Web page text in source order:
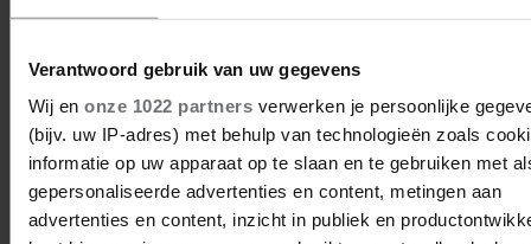
Verantwoord gebruik van uw gegevens
Wij en onze 1022 partnersverwerken je persoonlijke
(bijv. uw IP-adres) met behulp van technologieën zoals
informatie op uw apparaat op te slaan en te gebruiken met
gepersonaliseerde advertenties en content, metingen aan
advertenties en content, inzicht in publiek en
4 comfy items die niet mogen